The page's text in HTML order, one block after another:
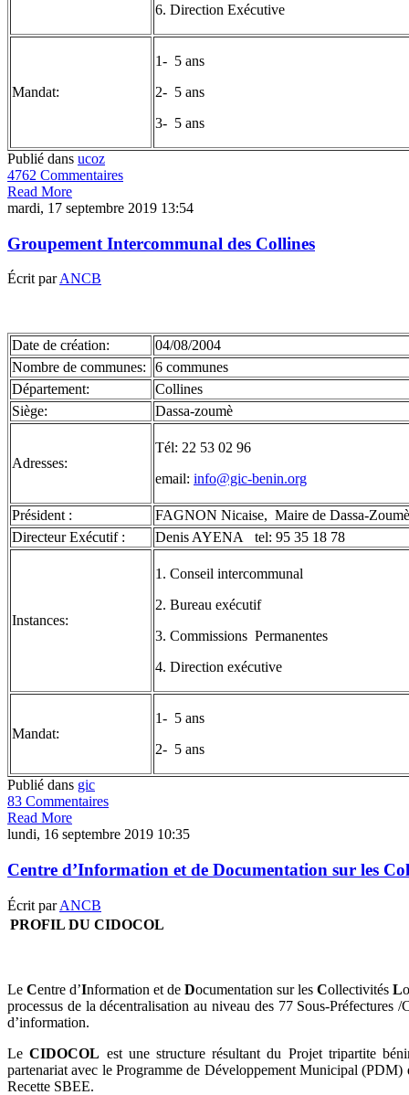
6. Direction Exécutive
Mandat:
1- 5 ans
2- 5 ans
3- 5 ans
Publié dans ucoz
4762 Commentaires
Read More
mardi, 17 septembre 2019 13:54
Groupement Intercommunal des Collines
Écrit parANCB
Date de création:
04/08/2004
Nombre de communes:
6 communes
Département:
Collines
Siège:
Dassa-zoumè
Adresses:
Tél: 22 53 02 96
email: info@gic-benin.org
Président :
FAGNON Nicaise, Maire de Dassa-
Directeur Exécutif :
Denis AYENA tel: 95 35 18 78
Instances:
1. Conseil intercommunal
2. Bureau exécutif
3. Commissions Permanentes
4. Direction exécutive
Mandat:
1- 5 ans
2- 5 ans
Publié dans gic
83 Commentaires
Read More
lundi, 16 septembre 2019 10:35
Centre d’Information et de Documentation sur les
Écrit parANCB
PROFIL DU CIDOCOL
Le Centre d’Information et de Documentation sur les Collectivités L
processus de la décentralisation au niveau des 77 Sous-Préfectures
d’information.
LeCIDOCOL est une structure résultant du Projet tripartite
partenariat avec le Programme de Développement Municipal (PDM)
Recette SBEE.